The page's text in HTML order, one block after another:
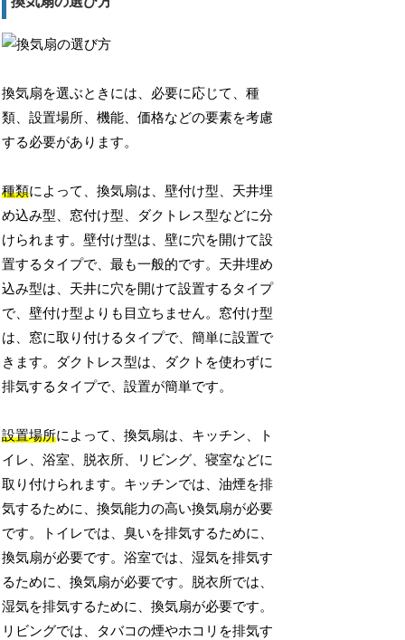
換気扇を選ぶときには、必要に応じて、種
類、設置場所、機能、価格などの要素を考慮
する必要があります。
種類によって、換気扇は、壁付け型、天井埋
め込み型、窓付け型、ダクトレス型などに分
けられます。壁付け型は、壁に穴を開けて設
置するタイプで、最も一般的です。天井埋め
込み型は、天井に穴を開けて設置するタイプ
で、壁付け型よりも目立ちません。窓付け型
は、窓に取り付けるタイプで、簡単に設置で
きます。ダクトレス型は、ダクトを使わずに
排気するタイプで、設置が簡単です。
設置場所によって、換気扇は、キッチン、ト
イレ、浴室、脱衣所、リビング、寝室などに
取り付けられます。キッチンでは、油煙を排
気するために、換気能力の高い換気扇が必要
です。トイレでは、臭いを排気するために、
換気扇が必要です。浴室では、湿気を排気す
るために、換気扇が必要です。脱衣所では、
湿気を排気するために、換気扇が必要です。
リビングでは、タバコの煙やホコリを排気す